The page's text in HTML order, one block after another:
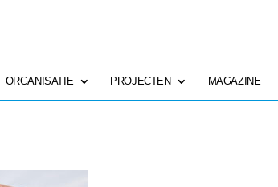
ORGANISATIE PROJECTEN MAGAZINE